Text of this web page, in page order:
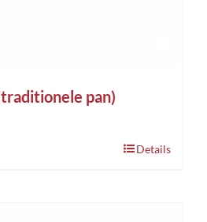
pan)
Details